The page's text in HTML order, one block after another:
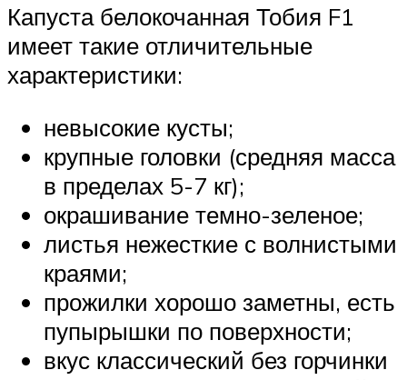
Капуста белокочанная Тобия F1
имеет такие отличительные
характеристики:
невысокие кусты;
крупные головки (средняя масса
в пределах 5-7 кг);
окрашивание темно-зеленое;
листья нежесткие с волнистыми
краями;
прожилки хорошо заметны, есть
пупырышки по поверхности;
вкус классический без горчинки